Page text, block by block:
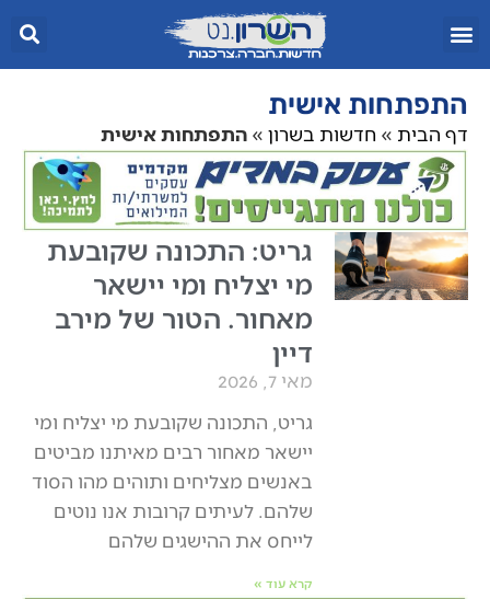
התפתחות אישית
דף הבית » חדשות בשרון » התפתחות אישית
גריט: התכונה שקובעת
מי יצליח ומי יישאר
מאחור. הטור של מירב
דיין
מאי 7, 2026
גריט, התכונה שקובעת מי יצליח ומי
יישאר מאחור רבים מאיתנו מביטים
באנשים מצליחים ותוהים מהו הסוד
שלהם. לעיתים קרובות אנו נוטים
לייחס את ההישגים שלהם
קרא עוד »